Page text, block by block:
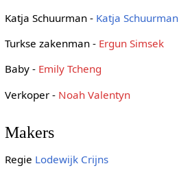
Katja Schuurman - Katja Schuurman
Turkse zakenman - Ergun Simsek
Baby - Emily Tcheng
Verkoper - Noah Valentyn
Makers
Regie Lodewijk Crijns